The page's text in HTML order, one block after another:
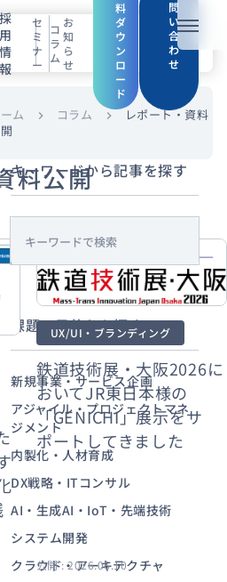
メニュ
お問い合わせ
採
用
情
報
セ
ミ
ナ
ー
コ
ラ
ム
お
知
ら
せ
料
ダ
ウ
ン
ロ
ー
ド
問
い
合
わ
せ
ム chevron_right コラム chevron_right
レポート・資料
料公開
UX/UI・ブランディング
鉄道技術展・大阪2026に
おいてJR東日本様の
「GENICHI」展示をサ
ポートしてきました
公開 : 2026.06.10
キーワードから記事を探す
e
a
r
c
h
課題・目的から探す
新規事業・サービス企画
アジャイル・プロジェクトマネ
ジメント
内製化・人材育成
DX戦略・ITコンサル
AI・生成AI・IoT・先端技術
システム開発
クラウド・アーキテクチャ